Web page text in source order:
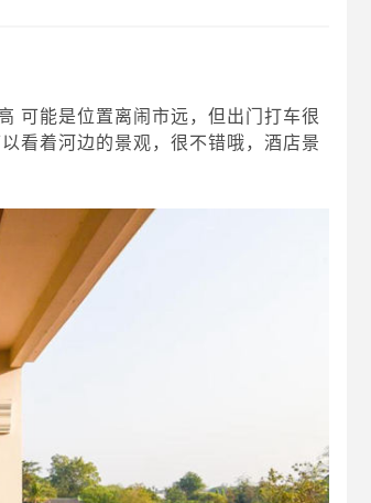
可能是位置离闹市远，但出门打车很
看着河边的景观，很不错哦，酒店景